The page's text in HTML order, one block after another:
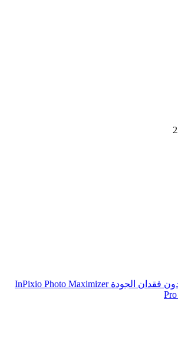
تصغير و تكبير الصور دون فقدان الجودة InPixio Photo Maximizer